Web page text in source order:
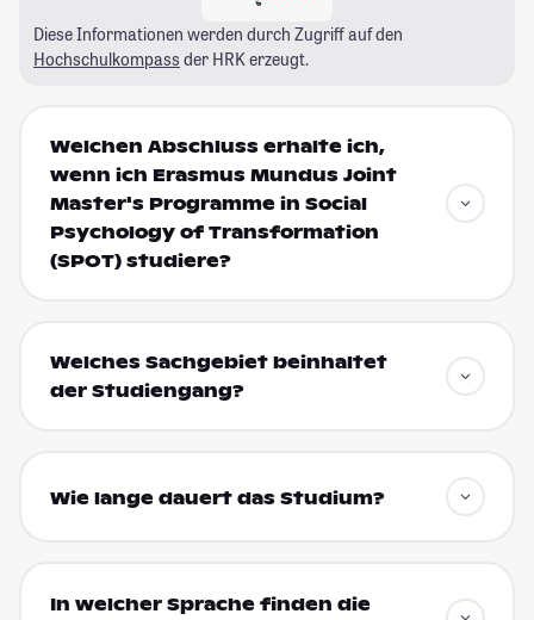
Diese Informationen werden durch Zugriff auf den
Hochschulkompass der HRK erzeugt.
Welchen Abschluss erhalte ich,
wenn ich Erasmus Mundus Joint
Master's Programme in Social
Psychology of Transformation
(SPOT) studiere?
Welches Sachgebiet beinhaltet
der Studiengang?
Wie lange dauert das Studium?
In welcher Sprache finden die